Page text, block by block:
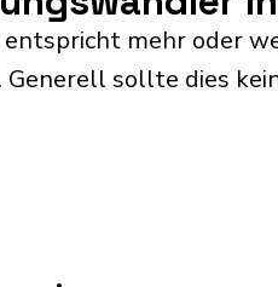
entspricht mehr oder
sollte dies